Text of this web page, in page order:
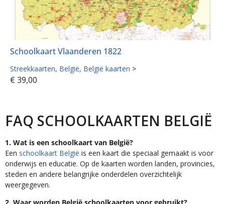
Schoolkaart Vlaanderen 1822
Streekkaarten België België kaarten >
€ 39,00
FAQ SCHOOLKAARTEN BELGIË
1. Wat is een schoolkaart van België?
Een schoolkaart België is een kaart die speciaal gemaakt is voor
onderwijs en educatie. Op de kaarten worden landen, provincies,
steden en andere belangrijke onderdelen overzichtelijk
weergegeven.